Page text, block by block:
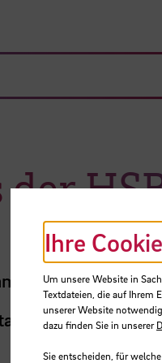
der
in Bremen:
Ihre
Um unsere Website in
Textdateien, die auf Ihrem
unserer Website
dazu finden Sie in unserer
Sie entscheiden, für